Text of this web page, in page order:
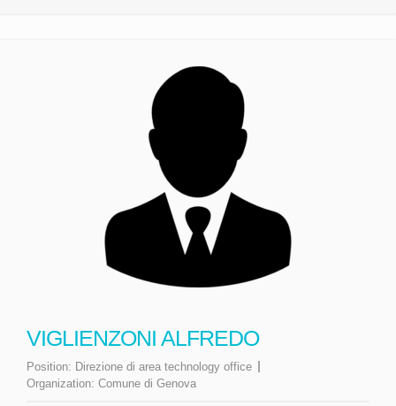
VIGLIENZONI ALFREDO
Position: Direzione di area technology office
Organization: Comune di Genova